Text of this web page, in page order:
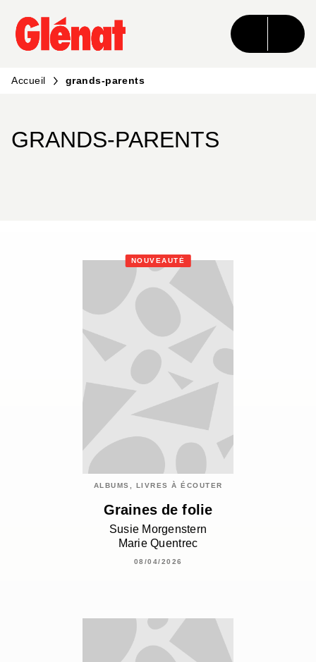
MENU RECHERCHE CONTENU
PIED DE PAGE
Accueil grands-parents
GRANDS-PARENTS
NOUVEAUTÉ
ALBUMS, LIVRES À ÉCOUTER
Graines de folie
Susie Morgenstern
Marie Quentrec
08/04/2026